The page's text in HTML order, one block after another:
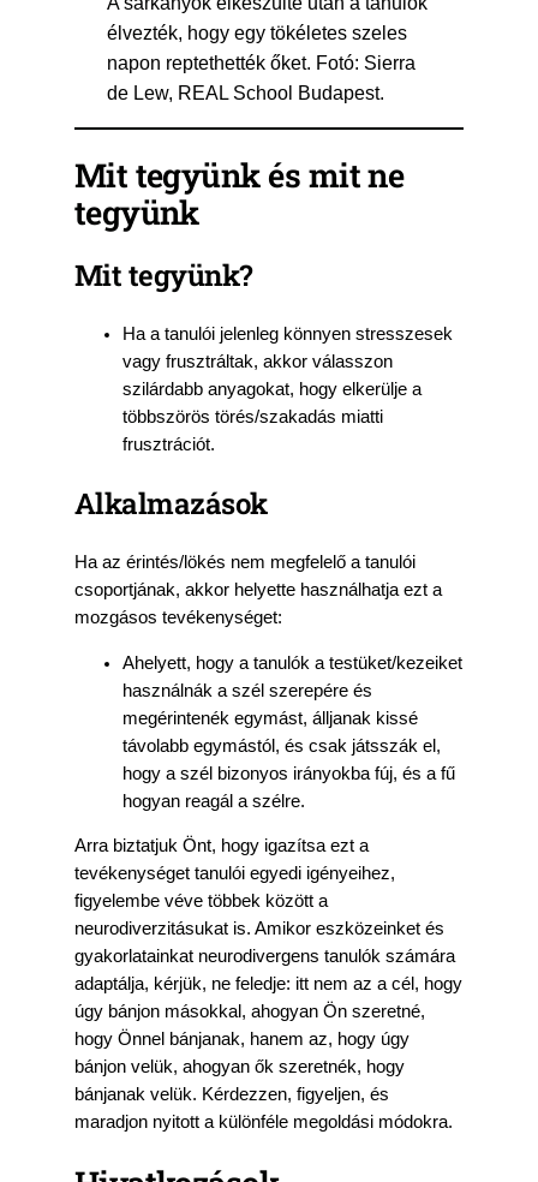
élvezték, hogy egy tökéletes szeles
napon reptethették őket. Fotó: Sierra
de Lew, REAL School Budapest.
Mit tegyünk és mit ne
tegyünk
Mit tegyünk?
Ha a tanulói jelenleg könnyen stresszesek
vagy frusztráltak, akkor válasszon
szilárdabb anyagokat, hogy elkerülje a
többszörös törés/szakadás miatti
frusztrációt.
Alkalmazások
Ha az érintés/lökés nem megfelelő a tanulói
csoportjának, akkor helyette használhatja ezt a
mozgásos tevékenységet:
Ahelyett, hogy a tanulók a testüket/kezeiket
használnák a szél szerepére és
megérintenék egymást, álljanak kissé
távolabb egymástól, és csak játsszák el,
hogy a szél bizonyos irányokba fúj, és a fű
hogyan reagál a szélre.
Arra biztatjuk Önt, hogy igazítsa ezt a
tevékenységet tanulói egyedi igényeihez,
figyelembe véve többek között a
neurodiverzitásukat is. Amikor eszközeinket és
gyakorlatainkat neurodivergens tanulók számára
adaptálja, kérjük, ne feledje: itt nem az a cél, hogy
úgy bánjon másokkal, ahogyan Ön szeretné,
hogy Önnel bánjanak, hanem az, hogy úgy
bánjon velük, ahogyan ők szeretnék, hogy
bánjanak velük. Kérdezzen, figyeljen, és
maradjon nyitott a különféle megoldási módokra.